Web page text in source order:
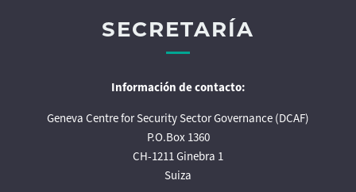
SECRETARÍA
Información de contacto:
Geneva Centre for Security Sector Governance (DCAF)
P.O.Box 1360
CH-1211 Ginebra 1
Suiza